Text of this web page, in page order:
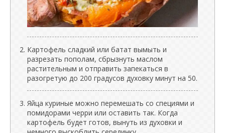
Картофель сладкий или батат вымыть и
разрезать пополам, сбрызнуть маслом
растительным и отправить запекаться в
разогретую до 200 градусов духовку минут на 50.
Яйца куриные можно перемешать со специями и
помидорами черри или оставить так. Когда
картофель будет готов, вынуть из духовки и